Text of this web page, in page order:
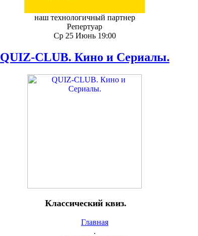
наш технологичный партнер
Репертуар
Ср 25 Июнь 19:00
QUIZ-CLUB. Кино и Сериалы.
Классический квиз.
Главная
.